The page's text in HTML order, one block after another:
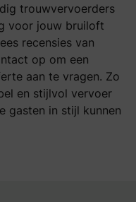
trouwvervoerders
voor jouw bruiloft
recensies van
op om een
aan te vragen. Zo
en stijlvol vervoer
gasten in stijl kunnen